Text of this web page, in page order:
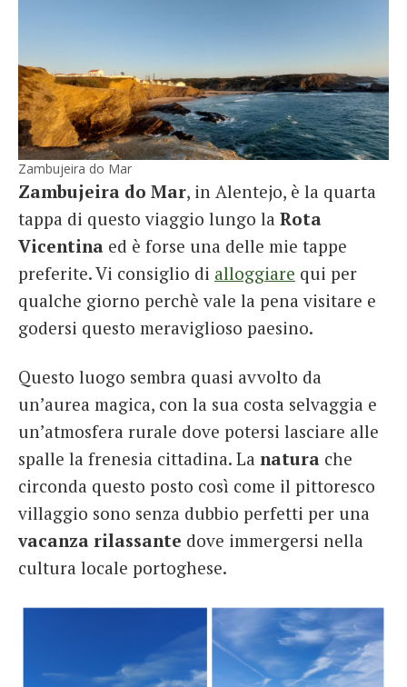
Zambujeira do Mar
Zambujeira do Mar, in Alentejo, è la quarta
tappa di questo viaggio lungo la Rota
Vicentina ed è forse una delle mie tappe
preferite. Vi consiglio di alloggiare qui per
qualche giorno perchè vale la pena visitare e
godersi questo meraviglioso paesino.
Questo luogo sembra quasi avvolto da
un’aurea magica, con la sua costa selvaggia e
un’atmosfera rurale dove potersi lasciare alle
spalle la frenesia cittadina. La natura che
circonda questo posto così come il pittoresco
villaggio sono senza dubbio perfetti per una
vacanza rilassante dove immergersi nella
cultura locale portoghese.